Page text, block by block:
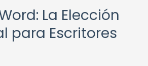
La Elección
para Escritores